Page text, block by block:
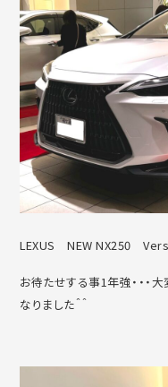
LEXUS NEW NX250
お待たせする事1年強・・・
なりました＾＾